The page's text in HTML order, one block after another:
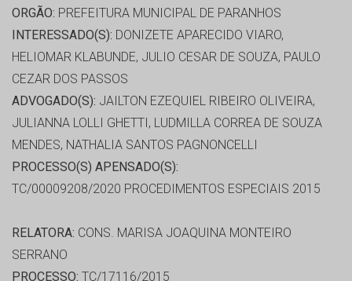
ORGÃO: PREFEITURA MUNICIPAL DE PARANHOS
INTERESSADO(S): DONIZETE APARECIDO VIARO,
HELIOMAR KLABUNDE, JULIO CESAR DE SOUZA, PAULO
CEZAR DOS PASSOS
ADVOGADO(S): JAILTON EZEQUIEL RIBEIRO OLIVEIRA,
JULIANNA LOLLI GHETTI, LUDMILLA CORREA DE SOUZA
MENDES, NATHALIA SANTOS PAGNONCELLI
PROCESSO(S) APENSADO(S):
TC/00009208/2020 PROCEDIMENTOS ESPECIAIS 2015
RELATORA: CONS. MARISA JOAQUINA MONTEIRO
SERRANO
PROCESSO: TC/17116/2015